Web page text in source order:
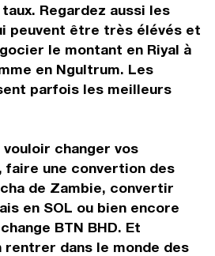
Regardez aussi les
peuvent être très élévés et
le montant en Riyal à
en Ngultrum. Les
parfois les meilleurs
vouloir changer vos
faire une convertion des
de Zambie, convertir
en SOL ou bien encore
BTN BHD. Et
rentrer dans le monde des